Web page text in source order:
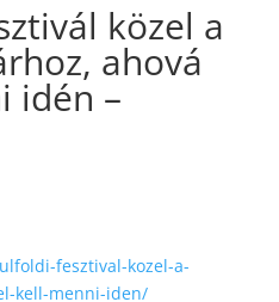
közel a
ahová
idén –
fesztival-kozel-a-
kell-menni-iden/